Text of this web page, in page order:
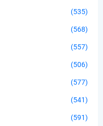
(535)
(568)
(557)
(506)
(577)
(541)
(591)